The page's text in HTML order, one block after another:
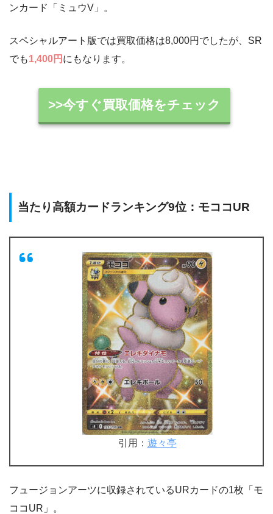
ンカード「ミュウV」。
スペシャルアート版では買取価格は8,000円でしたが、SR
でも1,400円 にもなります。
>>今すぐ買取価格をチェック
当たり高額カードランキング9位：モココUR
引用： 遊々亭
フュージョンアーツに収録されているURカードの1枚「モ
ココUR」。